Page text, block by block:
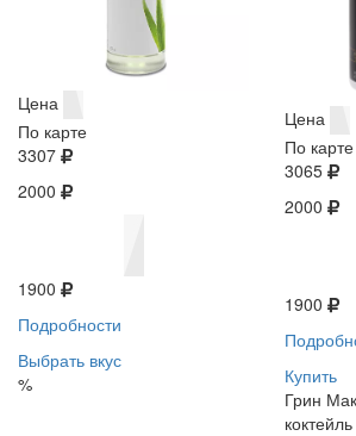
Цена
По карте
3307
2000
1900
Подробности
Выбрать вкус
%
Цена
По карте
3065
2000
1900
Купить
Грин
коктейль